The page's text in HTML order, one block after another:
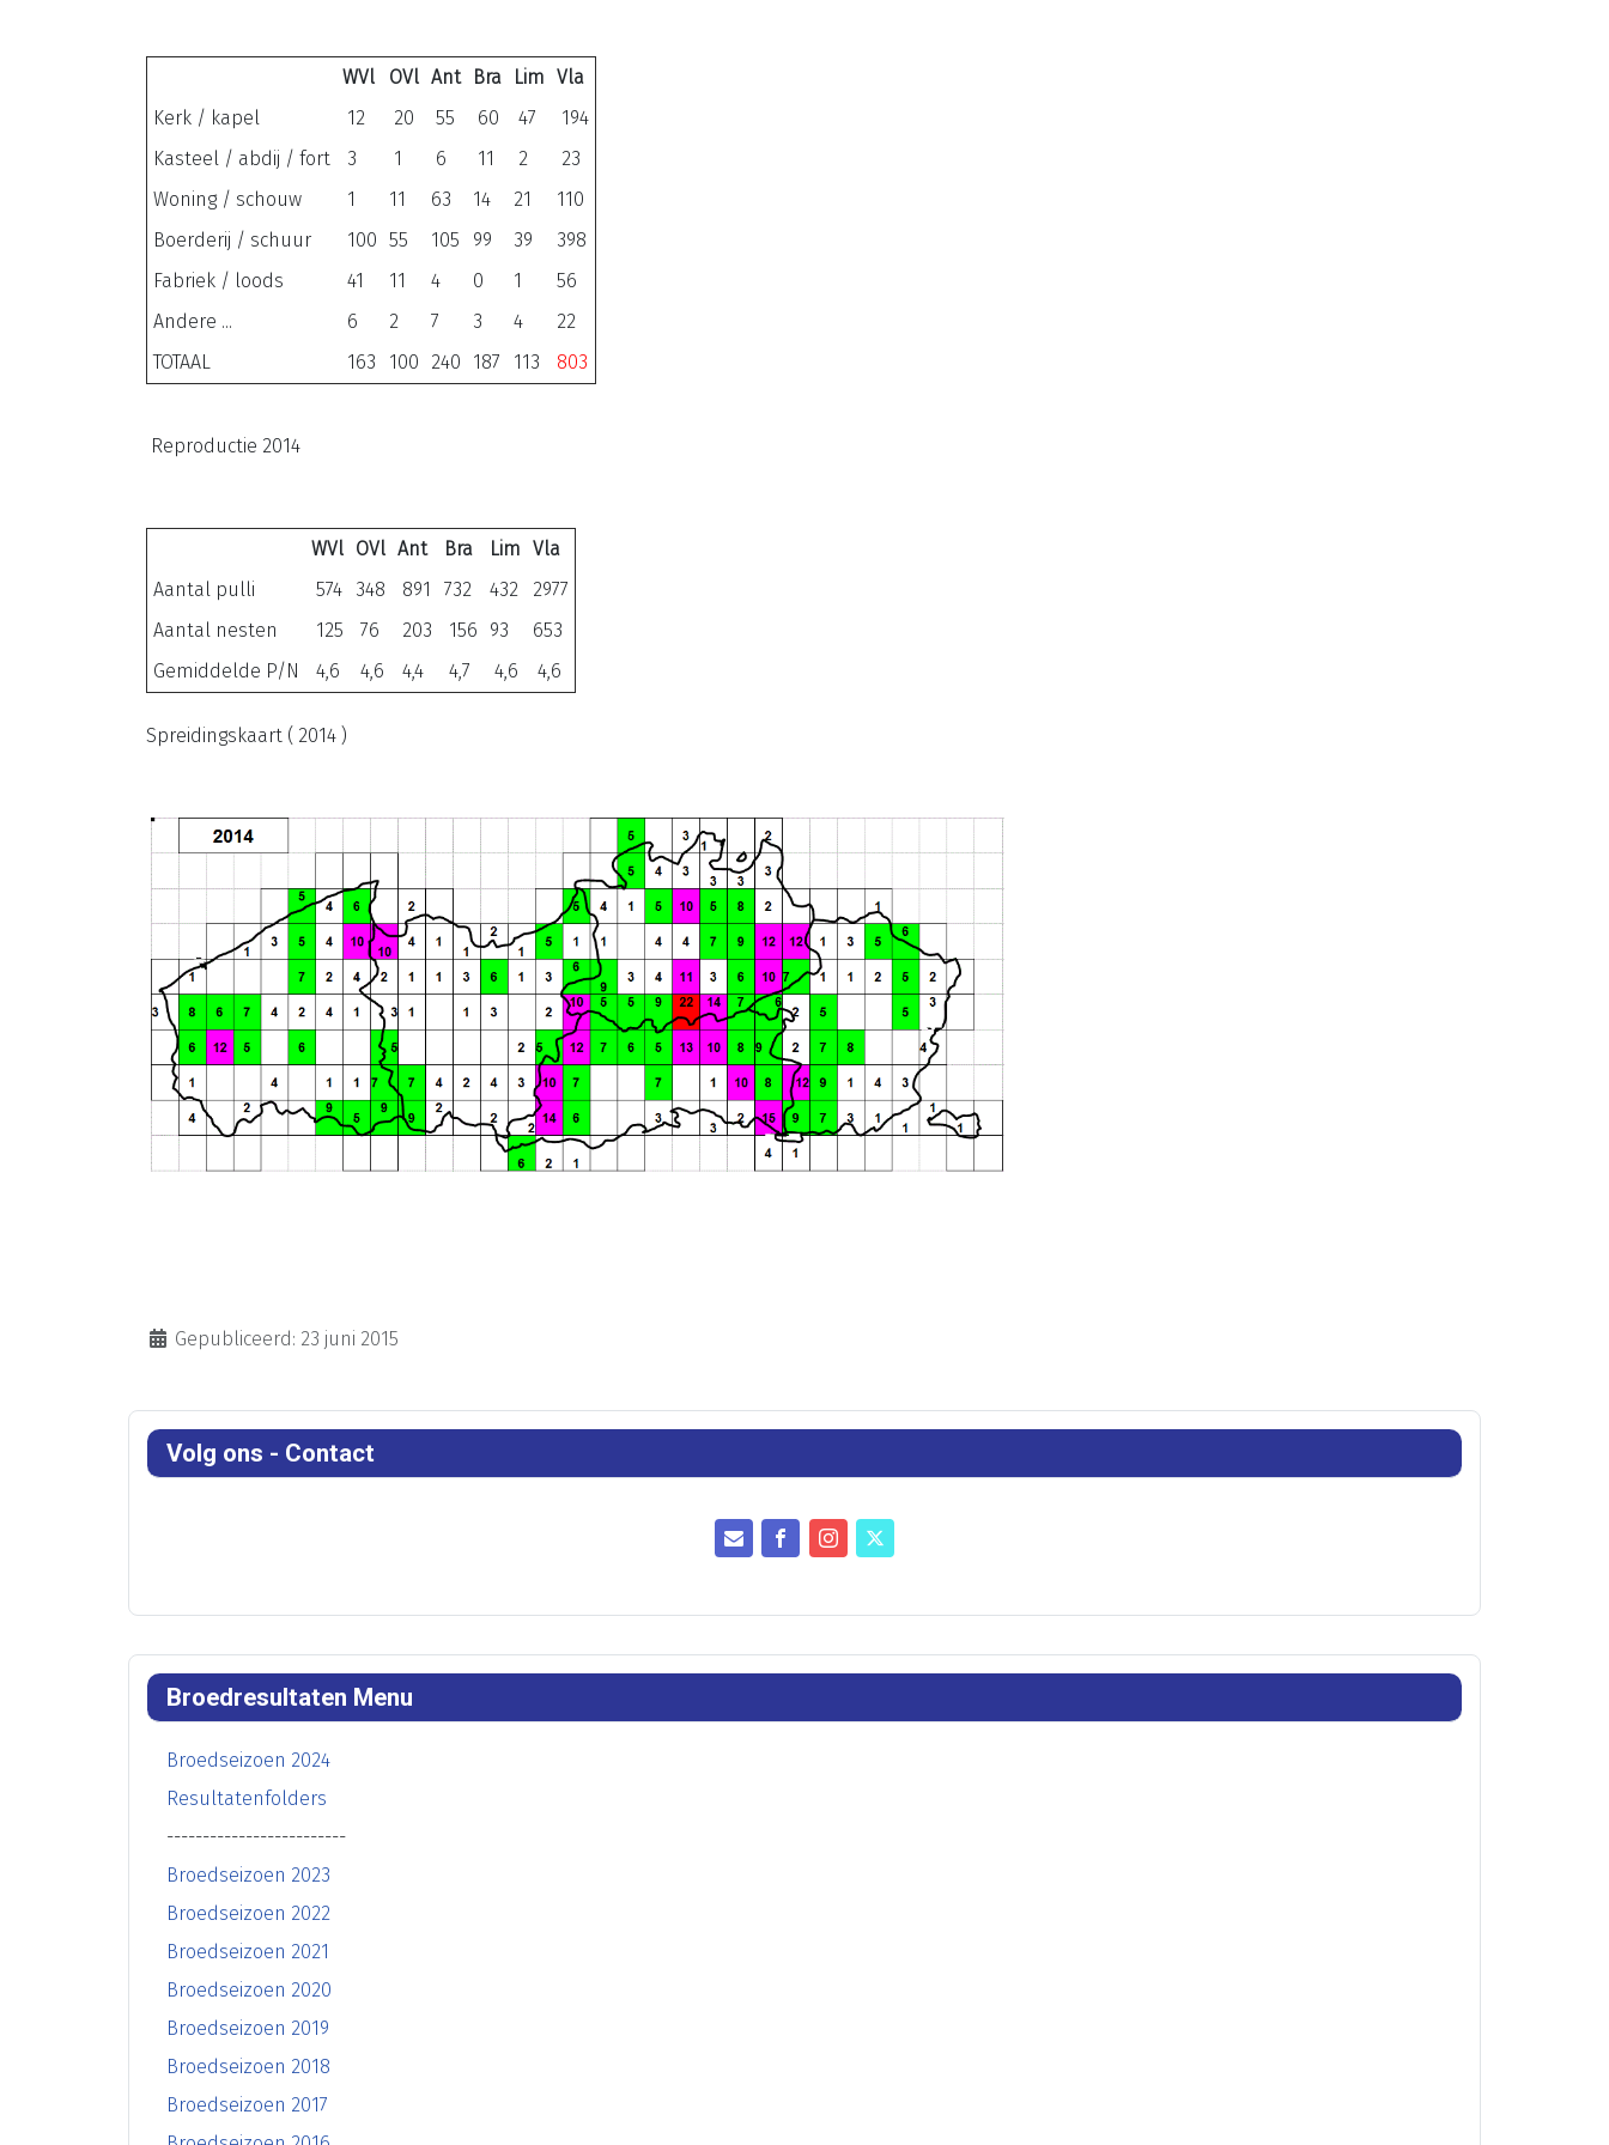
Broedresultaten Menu
Broedseizoen 2024
Resultatenfolders
-------------------------
Broedseizoen 2023
Broedseizoen 2022
Broedseizoen 2021
Broedseizoen 2020
Broedseizoen 2019
Broedseizoen 2018
Broedseizoen 2017
WVl OVl Ant Bra Lim Vla
Kerk / kapel
12 20 55 60 47
194
Kasteel / abdij / fort
3 1 6 11 2
23
Woning / schouw
1 11 63 14 21
110
Boerderij / schuur
100 55 105 99 39
398
Fabriek / loods
41 11 4 0 1
56
Andere ...
6 2 7 3 4
22
TOTAAL
163 100 240 187 113 803
Reproductie 2014
WVl OVl Ant Bra Lim Vla
Aantal pulli
574 348 891 732 432
2977
Aantal nesten
125 76 203 156 93
653
Gemiddelde P/N
4,6 4,6 4,4 4,7 4,6 4,6
Spreidingskaart ( 2014 )
Gepubliceerd: 23 juni 2015
Volg ons - Contact